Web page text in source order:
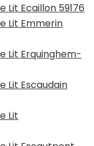
Ecaillon 59176
Lit Emmerin
Lit Erquinghem-
Lit Escaudain
Lit